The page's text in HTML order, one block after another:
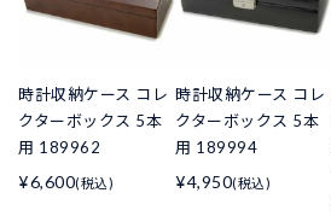
時計収納ケース コレ
クターボックス 5本
用 189962
¥6,600(税込)
時計収納ケース コレ
クターボックス 5本
用 189994
¥4,950(税込)